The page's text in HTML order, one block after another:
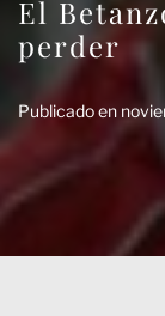
El
perder
Publicado en